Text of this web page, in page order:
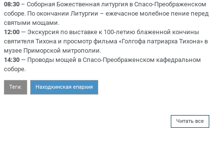
08:30 – Соборная Божественная литургия в Спасо-Преображенском
соборе. По окончании Литургии – ежечасное мoлeбное пение перед
святыми мощами.
12:00 — Экскурсия по выставке к 100-летию блаженной кончины
святителя Тихона и просмотр фильма «Голгофа патриарха Тихона» в
музее Приморской митрополии.
14:30 — Проводы мощей в Спасо-Преображенском кафедральном
соборе.
Теги: Находкинская епархия
Читать все